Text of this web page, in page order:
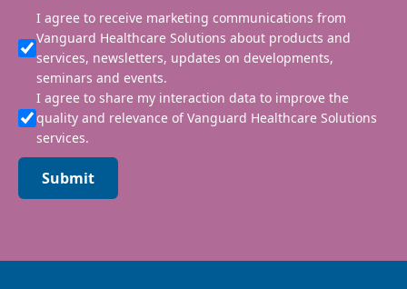
I agree to receive marketing communications from
Vanguard Healthcare Solutions about products and
services, newsletters, updates on developments,
seminars and events.
I agree to share my interaction data to improve the
quality and relevance of Vanguard Healthcare Solutions
services.
Submit